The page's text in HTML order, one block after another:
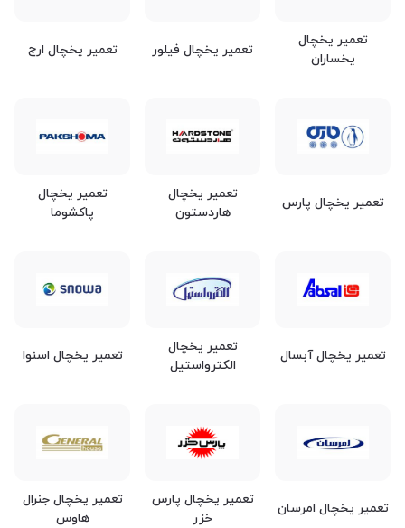
تعمیر یخچال
یخساران
تعمیر یخچال فیلور تعمیر یخچال ارج
تعمیر یخچال پارس
تعمیر یخچال
هاردستون
تعمیر یخچال
پاکشوما
تعمیر یخچال آبسال
تعمیر یخچال
الکترواستیل
تعمیر یخچال اسنوا
تعمیر یخچال امرسان
تعمیر یخچال پارس
خزر
تعمیر یخچال جنرال
هاوس